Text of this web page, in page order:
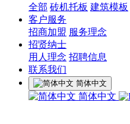
全部 砖机托板 建筑模板
客户服务
招商加盟 服务理念
招贤纳士
用人理念 招聘信息
联系我们
简体中文
简体中文